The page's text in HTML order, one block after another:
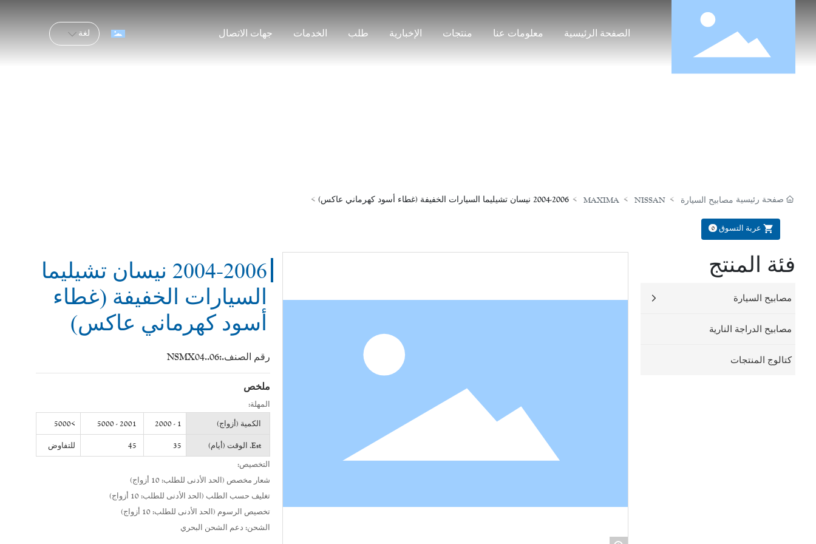
الصفحة الرئيسية معلومات عنا منتجات الإخبارية طلب الخدمات جهات الاتصال لغة
صفحة رئيسية مصابيح السيارة NISSAN
MAXIMA 2004-2006 نيسان تشيليما السيارات الخفيفة (غطاء أسود كهرماني عاكس)
عربة التسوق 0
فئة المنتج
مصابيح السيارة
مصابيح الدراجة النارية
كتالوج المنتجات
2004-2006 نيسان تشيليما
السيارات الخفيفة (غطاء
أسود كهرماني عاكس)
رقم الصنف.:NSMX04..06
ملخص
المهلة:
الكمية (أزواج)
1 - 2000
2001 - 5000
>5000
Est. الوقت (أيام) 35
45
للتفاوض
التخصيص:
شعار مخصص (الحد الأدنى للطلب: 10 أزواج)
تغليف حسب الطلب (الحد الأدنى للطلب: 10 أزواج)
تخصيص الرسوم (الحد الأدنى للطلب: 10 أزواج)
الشحن: دعم الشحن البحري